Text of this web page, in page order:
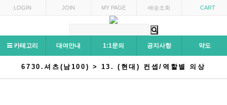
LOGIN JOIN MY PAGE 배송조회 CART
카테고리 대여안내 1:1문의 공지사항 약도
6730.셔츠(남100) > 13. (현대) 컨셉/역할별 의상